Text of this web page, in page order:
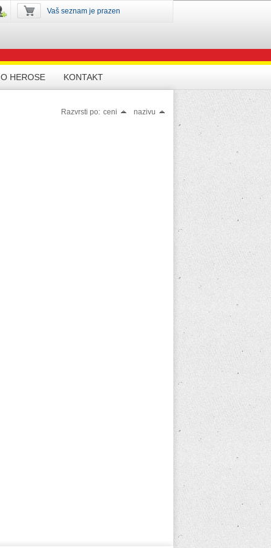
Vaš seznam je prazen
O HEROSE KONTAKT
Razvrsti po: ceni nazivu